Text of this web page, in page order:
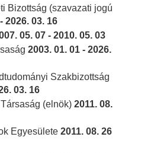
Bizottság (szavazati jogú
2026. 03. 16
05. 07 - 2010. 05. 03
2003. 01. 01 - 2026.
Szakbizottság
03. 16
(elnök) 2011. 08.
Egyesülete 2011. 08. 26